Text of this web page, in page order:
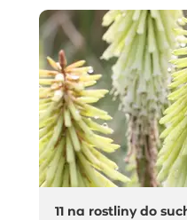
11 na rostliny do